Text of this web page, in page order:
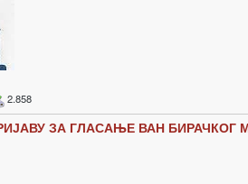
2.858
ЗА ГЛАСАЊЕ ВАН БИРАЧКОГ